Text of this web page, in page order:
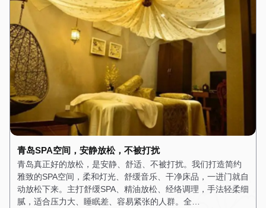
青岛SPA空间，安静放松，不被打扰
青岛真正好的放松，是安静、舒适、不被打扰。我们打造简约
雅致的SPA空间，柔和灯光、舒缓音乐、干净床品，一进门就自
动放松下来。主打舒缓SPA、精油放松、经络调理，手法轻柔细
腻，适合压力大、睡眠差、容易紧张的人群。全…